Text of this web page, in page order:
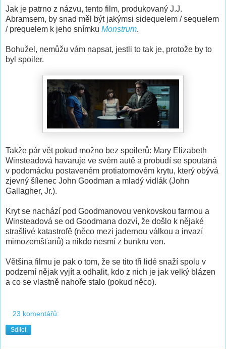
Jak je patrno z názvu, tento film, produkovaný J.J.
Abramsem, by snad měl být jakýmsi sidequelem / sequelem
/ prequelem k jeho snímku Monstrum.
Bohužel, nemůžu vám napsat, jestli to tak je, protože by to
byl spoiler.
Takže pár vět pokud možno bez spoilerů: Mary Elizabeth
Winsteadová havaruje ve svém autě a probudí se spoutaná
v podomácku postaveném protiatomovém krytu, který obývá
zjevný šílenec John Goodman a mladý vidlák (John
Gallagher, Jr.).
Kryt se nachází pod Goodmanovou venkovskou farmou a
Winsteadová se od Goodmana dozví, že došlo k nějaké
strašlivé katastrofě (něco mezi jadernou válkou a invazí
mimozemšťanů) a nikdo nesmí z bunkru ven.
Většina filmu je pak o tom, že se tito tři lidé snaží spolu v
podzemí nějak vyjít a odhalit, kdo z nich je jak velký blázen
a co se vlastně nahoře stalo (pokud něco).
23 komentářů:
Sdílet